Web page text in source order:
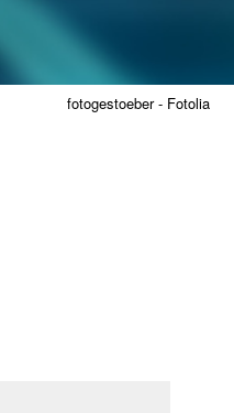
fotogestoeber - Fotolia